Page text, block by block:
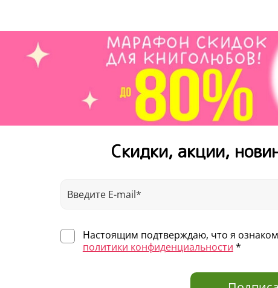
Скидки, акции,
Настоящим подтверждаю, что я
политики конфиденциальности *